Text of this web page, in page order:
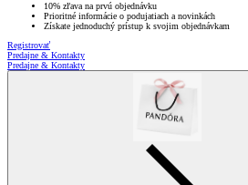
10% zľava na prvú objednávku
Prioritné informácie o podujatiach a novinkách
Získate jednoduchý prístup k svojim objednávkam
Registrovať
Predajne & Kontakty
Predajne & Kontakty